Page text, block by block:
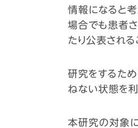
情報になると
場合でも患者
たり公表され
研究をするた
ねない状態を
本研究の対象に